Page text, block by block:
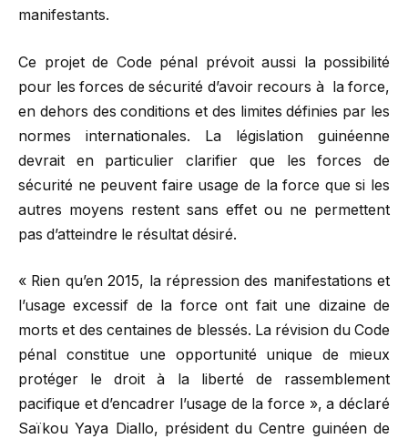
manifestants.
Ce projet de Code pénal prévoit aussi la possibilité
pour les forces de sécurité d’avoir recours à la force,
en dehors des conditions et des limites définies par les
normes internationales. La législation guinéenne
devrait en particulier clarifier que les forces de
sécurité ne peuvent faire usage de la force que si les
autres moyens restent sans effet ou ne permettent
pas d’atteindre le résultat désiré.
« Rien qu’en 2015, la répression des manifestations et
l’usage excessif de la force ont fait une dizaine de
morts et des centaines de blessés. La révision du Code
pénal constitue une opportunité unique de mieux
protéger le droit à la liberté de rassemblement
pacifique et d’encadrer l’usage de la force », a déclaré
Saïkou Yaya Diallo, président du Centre guinéen de